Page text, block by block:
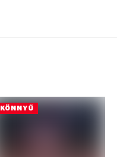
KÖNNYŰ